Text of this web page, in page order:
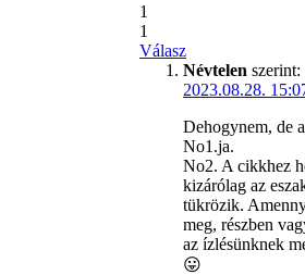
1
1
Válasz
Névtelen szerint:
2023.08.28.
Dehogynem, de
No1.ja.
No2. A cikkhez
kizárólag az
tükrözik.
meg, részben
az ízlésünknek
😛